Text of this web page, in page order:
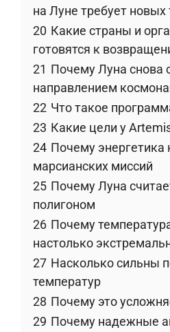
на Луне требует новых
20 Какие страны и
готовятся к
21 Почему Луна снова
направлением
22 Что такое
23 Какие цели у
24 Почему энергетика
марсианских миссий
25 Почему Луна
полигоном
26 Почему
настолько
27 Насколько сильны
температур
28 Почему это
29 Почему надежные